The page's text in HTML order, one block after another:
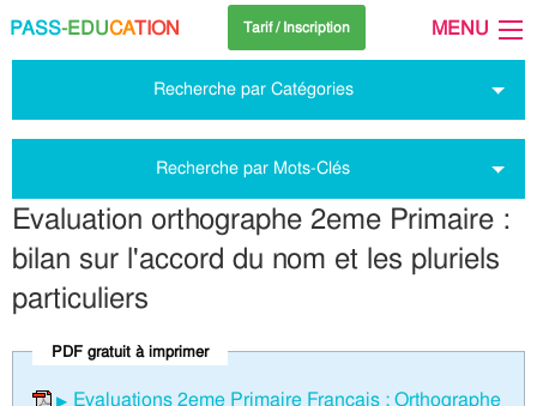
PASS-EDUCATION Tarif / Inscription MENU
Recherche par Catégories
Recherche par Mots-Clés
Evaluation orthographe 2eme Primaire :
bilan sur l'accord du nom et les pluriels
particuliers
PDF gratuit à imprimer
Evaluations 2eme Primaire Français : Orthographe